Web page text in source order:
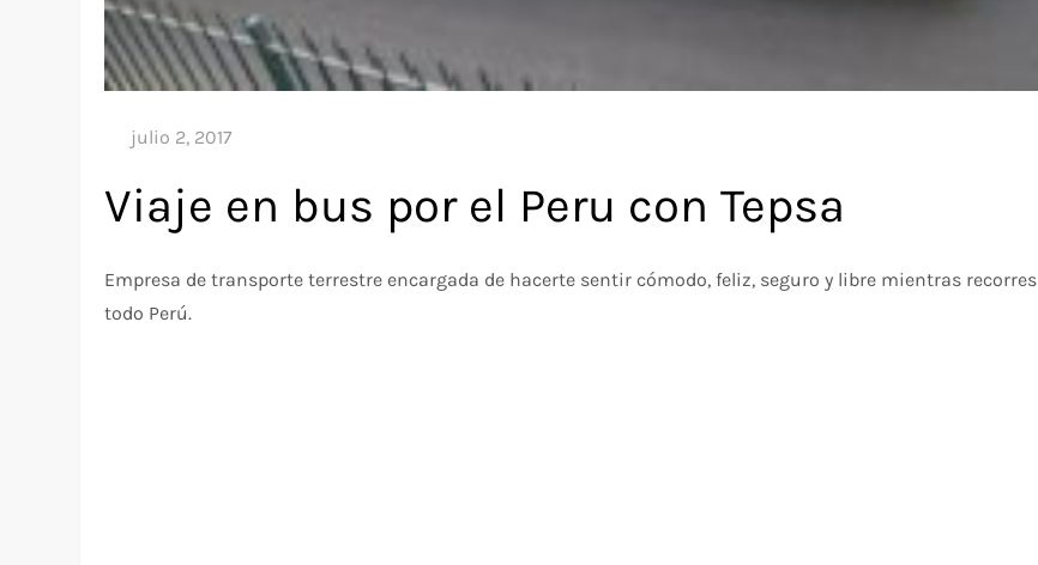
Viaje en bus por el Peru con Tepsa
Empresa de transporte terrestre encargada de hacerte sentir cómodo, feliz, seguro y libre mientras recorres
todo Perú.